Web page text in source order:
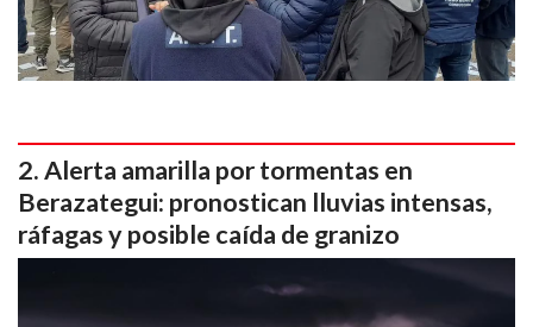
Alerta amarilla por tormentas en
Berazategui: pronostican lluvias intensas,
ráfagas y posible caída de granizo